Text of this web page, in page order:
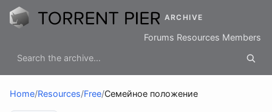
ARCHIVE
Forums Resources Members
Home/Resources/Free/Семейное положение